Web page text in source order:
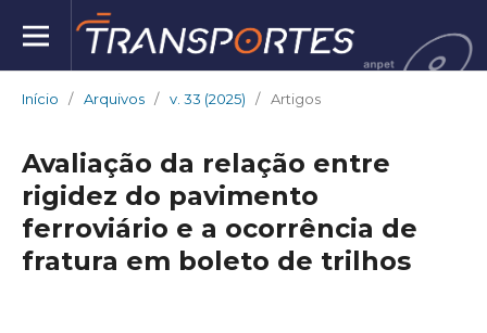
Início / Arquivos / v. 33 (2025) / Artigos
Avaliação da relação entre
rigidez do pavimento
ferroviário e a ocorrência de
fratura em boleto de trilhos